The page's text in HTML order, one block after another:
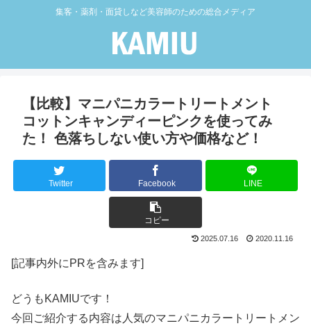
集客・薬剤・面貸しなど美容師のための総合メディア
【比較】マニパニカラートリートメント
コットンキャンディーピンクを使ってみ
た！ 色落ちしない使い方や価格など！
Twitter Facebook LINE
コピー
2025.07.16 2020.11.16
[記事内外にPRを含みます]
どうもKAMIUです！
今回ご紹介する内容は人気のマニパニカラートリートメン